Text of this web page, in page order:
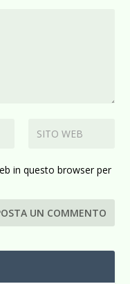
in questo browser per